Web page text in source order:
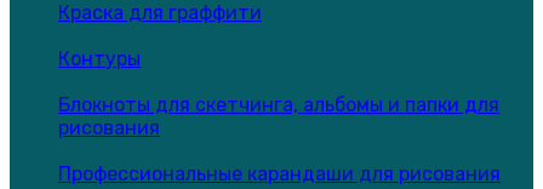
Краска для граффити
Контуры
Блокноты для скетчинга, альбомы и папки для
рисования
Профессиональные карандаши для рисования